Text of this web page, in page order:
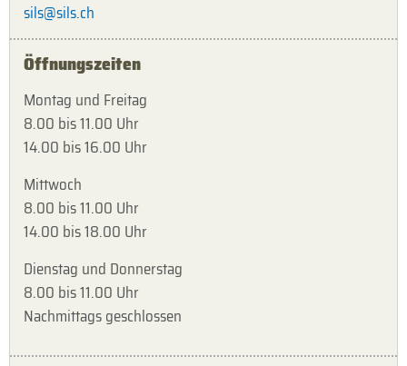
sils@sils.ch
Öffnungszeiten
Montag und Freitag
8.00 bis 11.00 Uhr
14.00 bis 16.00 Uhr
Mittwoch
8.00 bis 11.00 Uhr
14.00 bis 18.00 Uhr
Dienstag und Donnerstag
8.00 bis 11.00 Uhr
Nachmittags geschlossen